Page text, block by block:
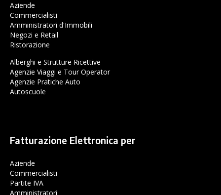
Aziende
Commercialisti
Amministratori d'Immobili
Negozi e Retail
Ristorazione
Alberghi e Strutture Ricettive
Agenzie Viaggi e Tour Operator
Agenzie Pratiche Auto
Autoscuole
Fatturazione Elettronica per
Aziende
Commercialisti
Partite IVA
Amministratori